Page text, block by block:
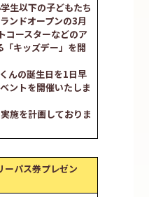
生以下の子どもたち
ンドオープンの3月
コースターなどのア
「キッズデー」を開
んの誕生日を1日早
ントを開催いたしま
施を計画しておりま
ーパス券プレゼン